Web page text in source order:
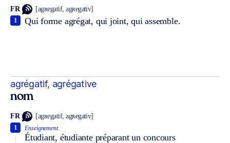
FR [agʀegatif, agʀegativ]
Qui forme agrégat, qui joint, qui assemble.
1
agrégatif, agrégative
nom
FR [agʀegatif, agʀegativ]
Enseignement.
Étudiant, étudiante préparant un concours
1